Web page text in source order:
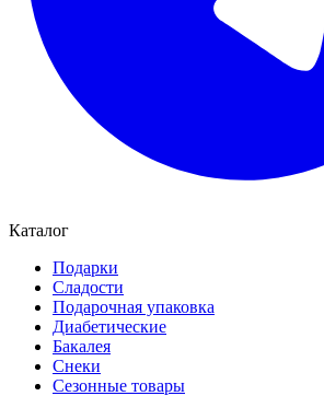
Каталог
Подарки
Сладости
Подарочная упаковка
Диабетические
Бакалея
Снеки
Сезонные товары